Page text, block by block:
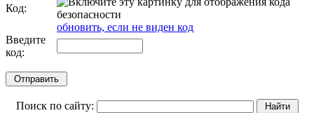
Код:
обновить, если не виден код
Введите
код:
Поиск по сайту: